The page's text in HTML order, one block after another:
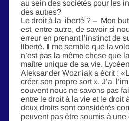
au sein des sociétés pour les
des autres?
Le droit à la liberté ? – Mon
est, entre autre, de savoir si
erreur en prenant l’instinct de
liberté. Il me semble que la
n’est pas la même chose que
maître unique de sa vie.
Aleksander Wozniak a écrit :
créer son propre sort ». J’ai
souvent nous ne savons pas
entre le droit à la vie et le droit
deux droits sont considérés
peuvent pas être soumis à une